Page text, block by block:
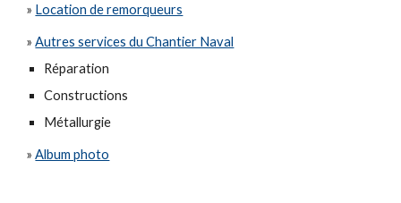
» Location de remorqueurs
»Autres services du Chantier Naval
Réparation
Constructions
Métallurgie
»Album photo